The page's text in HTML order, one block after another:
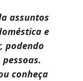
assuntos
e
podendo
conheça